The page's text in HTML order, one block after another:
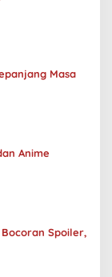
Masa
Anime
Spoiler,